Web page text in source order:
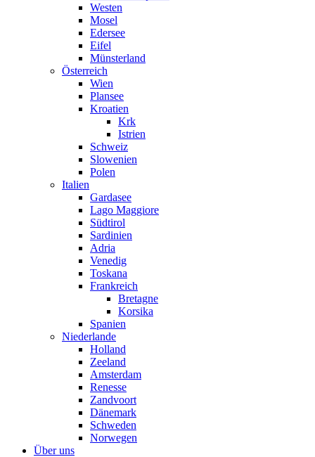
Westen
Mosel
Edersee
Eifel
Münsterland
Österreich
Wien
Plansee
Kroatien
Krk
Istrien
Schweiz
Slowenien
Polen
Italien
Gardasee
Lago Maggiore
Südtirol
Sardinien
Adria
Venedig
Toskana
Frankreich
Bretagne
Korsika
Spanien
Niederlande
Holland
Zeeland
Amsterdam
Renesse
Zandvoort
Dänemark
Schweden
Norwegen
Über uns